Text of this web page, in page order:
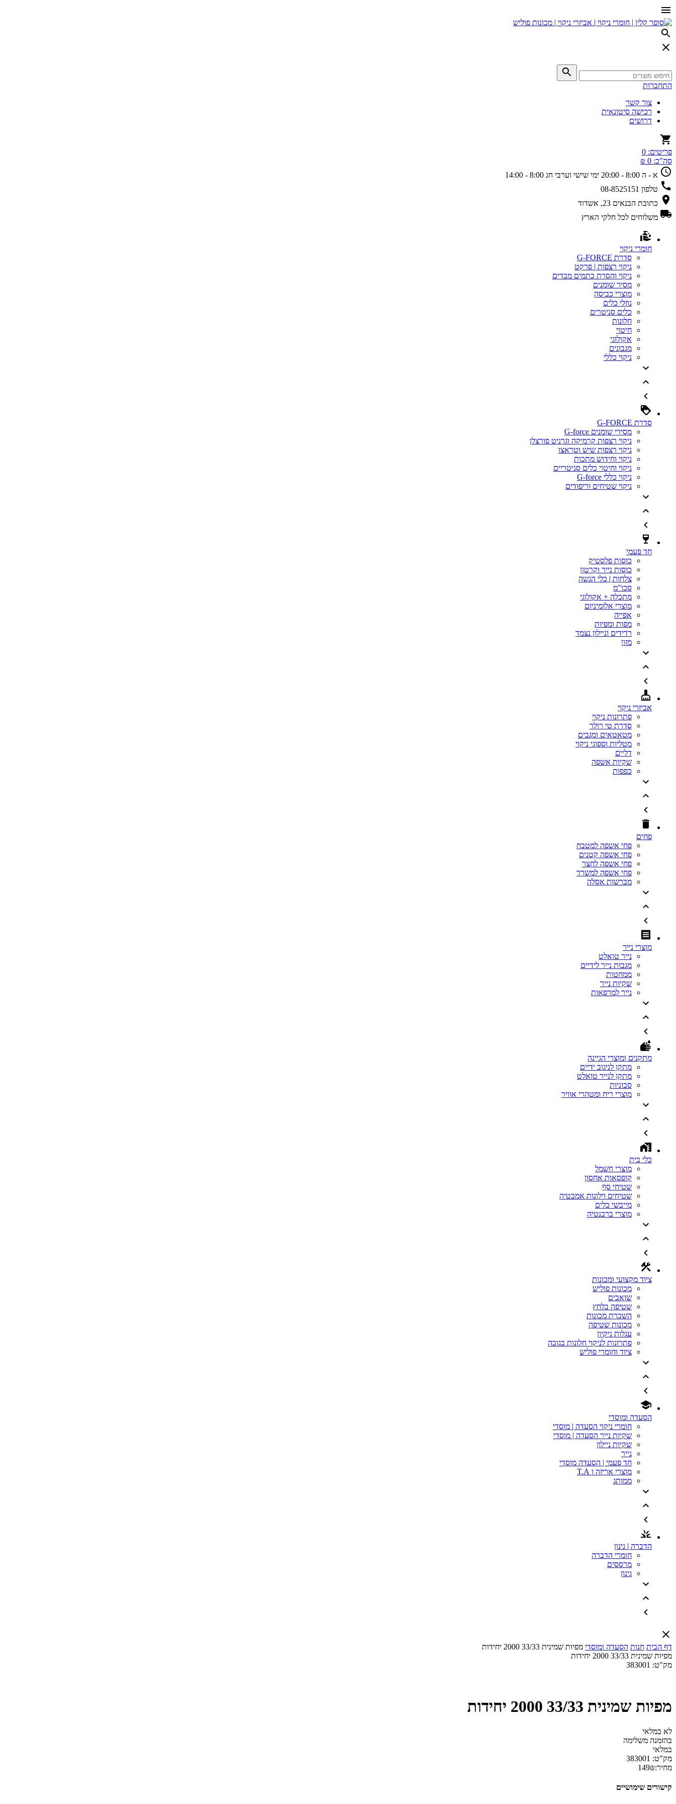
התחברות
צור קשר
רכישה סיטונאית
דרושים
פריטים: 0
סה"כ: 0 ₪
א - ה 8:00 - 20:00
ימי שישי וערבי חג 8:00 - 14:00
טלפון 08-8525151
כתובת הבנאים 23, אשדוד
משלוחים לכל חלקי הארץ
חומרי ניקוי
סדרת G-FORCE
ניקוי רצפות | פרקט
ניקוי והסרת כתמים מבדים
מסיר שומנים
מוצרי כביסה
נוזלי כלים
כלים סניטרים
חלונות
חיטוי
אקולוגי
מגבונים
ניקוי כללי
סדרת G-FORCE
מסירי שומנים G-force
ניקוי רצפות קרמיקה וגרניט פורצלן
ניקוי רצפות שיש וטראצו
ניקוי וחידוש מתכות
ניקוי וחיטוי כלים סניטריים
ניקוי כללי G-force
ניקוי שטיחים וריפודים
חד פעמי
כוסות פלסטיק
כוסות נייר וקרטון
צלחות | כלי הגשה
סכו"מ
מתכלה + אקולוגי
מוצרי אלומיניום
אפייה
מפות ומפיות
רדידים וניילון נצמד
מזון
אביזרי ניקוי
פתרונות ניקוי
סדרת טי רולר
מטאטאים ומגבים
מטליות וספוגי ניקוי
דליים
שקיות אשפה
כפפות
פחים
פחי אשפה למטבח
פחי אשפה קטנים
פחי אשפה לחצר
פחי אשפה למשרד
מברשות אסלה
מוצרי נייר
נייר טואלט
מגבות נייר לידיים
ממחטות
שקיות נייר
נייר למרפאות
מתקנים ומוצרי הגיינה
מתקן לניגוב ידיים
מתקן לנייר טואלט
סבוניות
מוצרי ריח ומטהרי אוויר
כלי בית
מוצרי חשמל
קופסאות אחסון
שטיחי סף
שטיחים וילונות אמבטיה
מייבשי כלים
מוצרי ברבנטיה
ציוד מקצועי ומכונות
מכונות פוליש
שואבים
שטיפה בלחץ
השכרת מכונות
מכונות שטיפה
עגלות ניקיון
פתרונות לניקוי חלונות בגובה
ציוד וחומרי פוליש
הסעדה ומוסדי
חומרי ניקוי הסעדה | מוסדי
שקיות נייר הסעדה | מוסדי
שקיות ניילון
נייר
חד פעמי | הסעדה מוסדי
מוצרי אריזה ו T.A
ממותג
הדברה | גינון
חומרי הדברה
מרססים
גינון
דף הבית חנות הסעדה ומוסדי מפיות שמינית 33/33 2000 יחידות
מפיות שמינית 33/33 2000 יחידות
מק"ט: 383001
מפיות שמינית 33/33 2000 יחידות
לא במלאי
בהזמנה משלימה
במלאי
מק"ט: 383001
מחיר:
149₪
קישורים שימושיים